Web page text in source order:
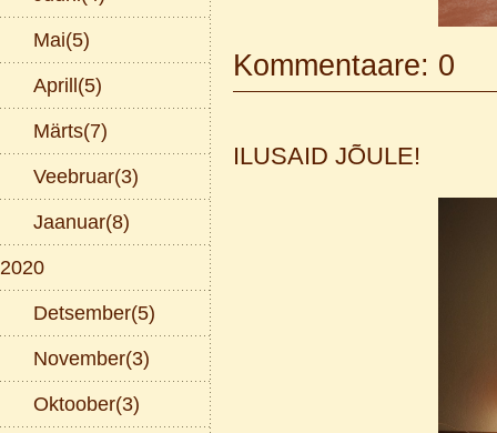
Mai(5)
Aprill(5)
Märts(7)
Veebruar(3)
Jaanuar(8)
2020
Detsember(5)
November(3)
Oktoober(3)
Kommentaare: 0
ILUSAID JÕULE!